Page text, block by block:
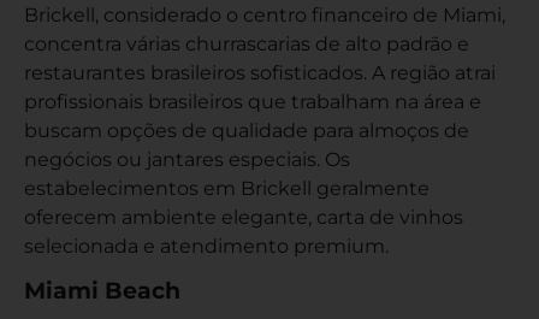
Brickell, considerado o centro financeiro de Miami,
concentra várias churrascarias de alto padrão e
restaurantes brasileiros sofisticados. A região atrai
profissionais brasileiros que trabalham na área e
buscam opções de qualidade para almoços de
negócios ou jantares especiais. Os
estabelecimentos em Brickell geralmente
oferecem ambiente elegante, carta de vinhos
selecionada e atendimento premium.
Miami Beach